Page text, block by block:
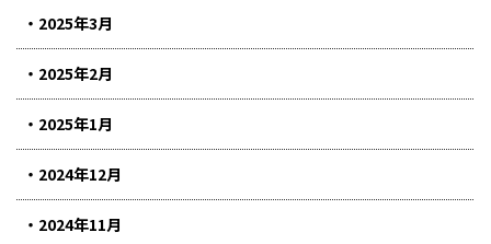
2025年3月
2025年2月
2025年1月
2024年12月
2024年11月